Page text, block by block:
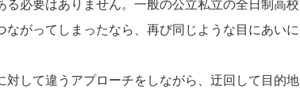
必要はありません。一般の公立私立の全日制高校
がってしまったなら、再び同じような目にあいに
対して違うアプローチをしながら、迂回して目的地